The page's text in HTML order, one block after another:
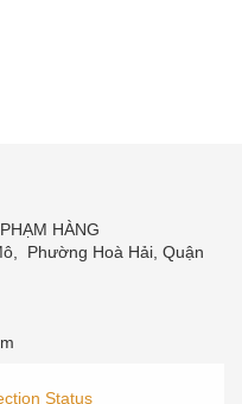
HÀNG
Phường Hoà Hải, Quận